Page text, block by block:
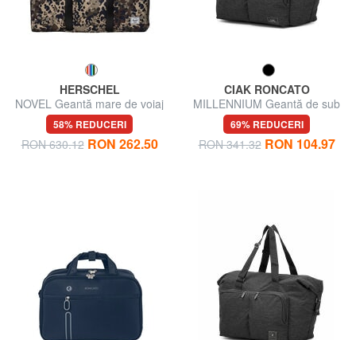
HERSCHEL
NOVEL Geantă mare de voiaj
cu curea de umăr
58% REDUCERI
RON 630.12 RON 262.50
CIAK RONCATO
MILLENNIUM Geantă de sub
scaun
69% REDUCERI
RON 341.32 RON 104.97